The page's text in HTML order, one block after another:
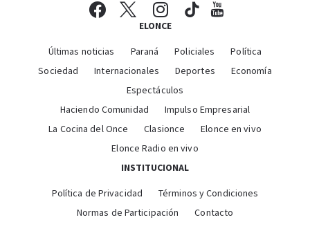
ELONCE
Últimas noticias Paraná Policiales
Política
Sociedad
Internacionales Deportes
Economía
Espectáculos
Haciendo Comunidad
Impulso Empresarial
La Cocina del Once
Clasionce
Elonce en vivo
Elonce Radio en vivo
INSTITUCIONAL
Política de Privacidad
Términos y Condiciones
Normas de Participación
Contacto